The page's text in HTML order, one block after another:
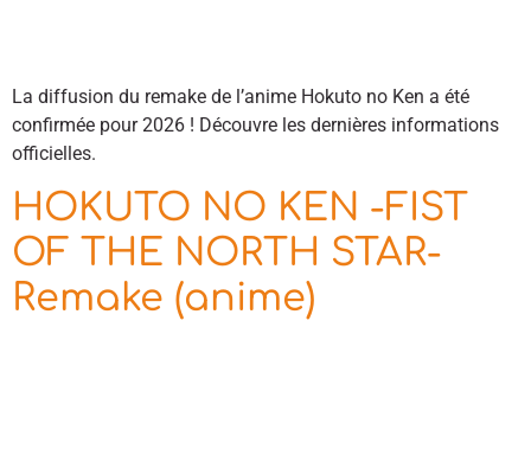
La diffusion du remake de l’anime Hokuto no Ken a été
confirmée pour 2026 ! Découvre les dernières informations
officielles.
HOKUTO NO KEN -FIST
OF THE NORTH STAR-
Remake (anime)